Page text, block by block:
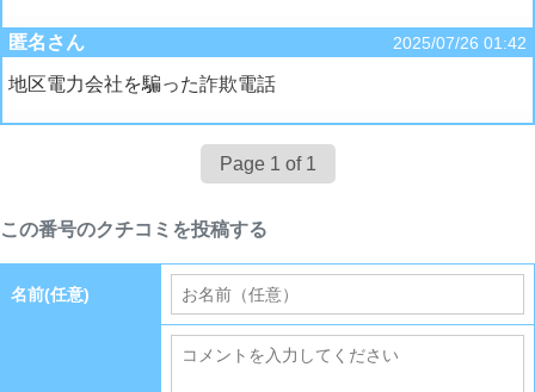
匿名さん 2025/07/26 01:42
地区電力会社を騙った詐欺電話
Page 1 of 1
この番号のクチコミを投稿する
名前(任意)